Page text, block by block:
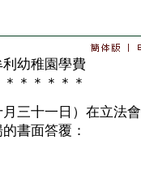
幼稚園學費
＊＊＊＊＊
十一日）在立法會
書面答覆：